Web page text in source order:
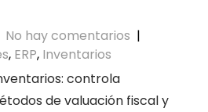
No hay comentarios |
, ERP, Inventarios
controla
de valuación fiscal y